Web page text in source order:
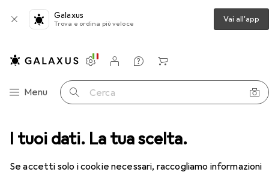
I tuoi dati. La tua scelta.
Se accetti solo i cookie necessari, raccogliamo informazioni
Galaxus
Trova e ordina più veloce Vai all'app
Categoria Navigazione
Menu Cerca
Impostazioni
Conto cliente
Liste di confronto
Liste dei desideri
Carrello
fallico Seven Creations Anello del pene "robotico